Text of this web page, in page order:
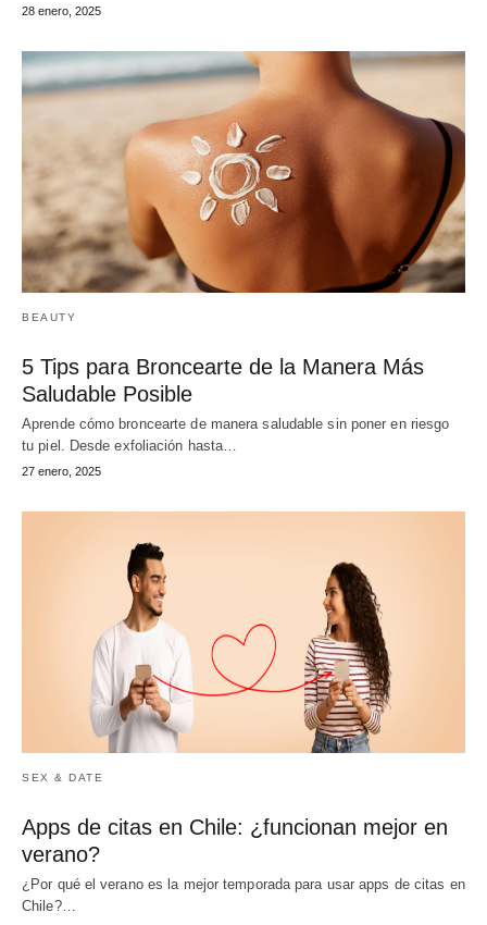
28 enero, 2025
BEAUTY
5 Tips para Broncearte de la Manera Más
Saludable Posible
Aprende cómo broncearte de manera saludable sin poner en riesgo
tu piel. Desde exfoliación hasta…
27 enero, 2025
SEX & DATE
Apps de citas en Chile: ¿funcionan mejor en
verano?
¿Por qué el verano es la mejor temporada para usar apps de citas en
Chile?…